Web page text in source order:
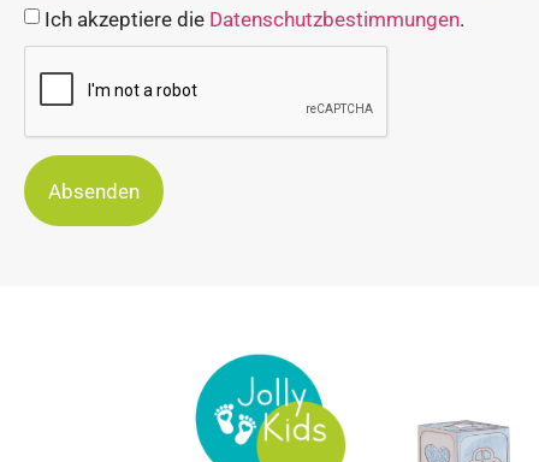
Ich akzeptiere die Datenschutzbestimmungen.
Absenden